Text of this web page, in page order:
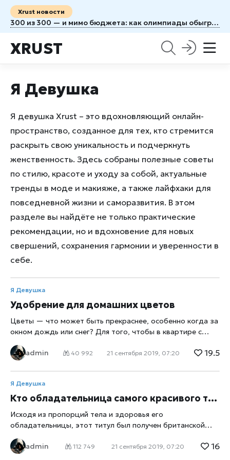
Xrust новости
300 из 300 — и мимо бюджета: как олимпиады обыграли идеальный ЕГЭ
XRUST
Я Девушка
Я девушка Xrust – это вдохновляющий онлайн-
пространство, созданное для тех, кто стремится
раскрыть свою уникальность и подчеркнуть
женственность. Здесь собраны полезные советы
по стилю, красоте и уходу за собой, актуальные
тренды в моде и макияже, а также лайфхаки для
повседневной жизни и саморазвития. В этом
разделе вы найдёте не только практические
рекомендации, но и вдохновение для новых
свершений, сохранения гармонии и уверенности в
себе.
Я Девушка
Удобрение для домашних цветов
Цветы — что может быть прекраснее, особенно когда за
окном дождь или снег? Для того, чтобы в квартире с
того, чтобы цветы радовали нас цветением их нужно
поэтому нуждается в дополнительных подкормках.
Пожалуй, самым доступным популярным натуральным
удобрением для подкормки комнатных цветов является
подкормки не заставит ждать, ваши цветы будут
радовать вас своей жизненной силой и цветением.
Ингредиенты: — 1 ст. л. сахара; — 10 г пресованных
дрожжей; — 1 л теплой воды. Растворите дрожжи в
admin 40 992 21 сентября 2019, 07:20 19.5
Я Девушка
Кто обладательница самого красивого тела в мире?
Исходя из пропорций тела и здоровья его
обладательницы, этот титул был получен британской
красивого тела в мире был дан красавице не глянцевыми
admin 112 749 21 сентября 2019, 07:20 16